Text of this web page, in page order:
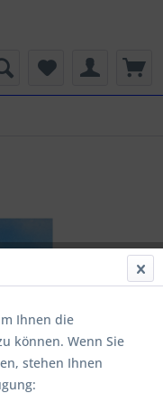
Ihnen die
können. Wenn Sie
stehen Ihnen